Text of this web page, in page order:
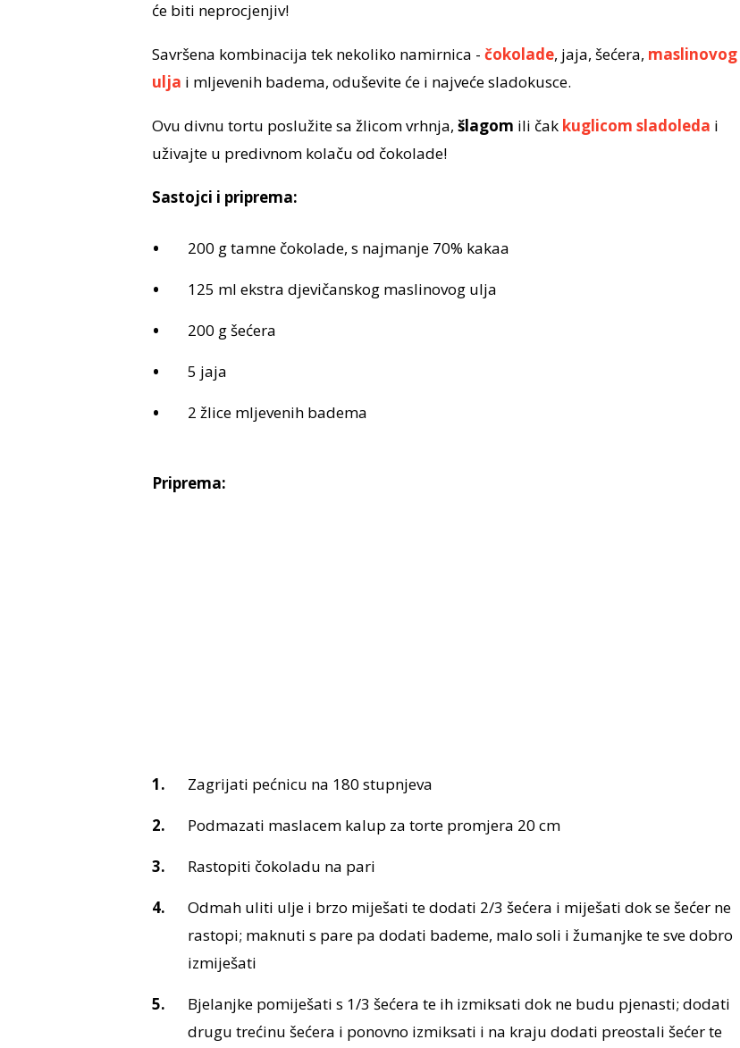
će biti neprocjenjiv!
Savršena kombinacija tek nekoliko namirnica - čokolade, jaja, šećera, maslinovog
ulja i mljevenih badema, oduševite će i najveće sladokusce.
Ovu divnu tortu poslužite sa žlicom vrhnja, šlagom ili čakkuglicom sladoleda i
uživajte u predivnom kolaču od čokolade!
Sastojci i priprema:
200 g tamne čokolade, s najmanje 70% kakaa
125 ml ekstra djevičanskog maslinovog ulja
200 g šećera
5 jaja
2 žlice mljevenih badema
Priprema:
Zagrijati pećnicu na 180 stupnjeva
Podmazati maslacem kalup za torte promjera 20 cm
Rastopiti čokoladu na pari
Odmah uliti ulje i brzo miješati te dodati 2/3 šećera i miješati dok se šećer ne
rastopi; maknuti s pare pa dodati bademe, malo soli i žumanjke te sve dobro
izmiješati
Bjelanjke pomiješati s 1/3 šećera te ih izmiksati dok ne budu pjenasti; dodati
drugu trećinu šećera i ponovno izmiksati i na kraju dodati preostali šećer te